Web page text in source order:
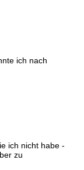
ich nach
ich nicht habe -
zu